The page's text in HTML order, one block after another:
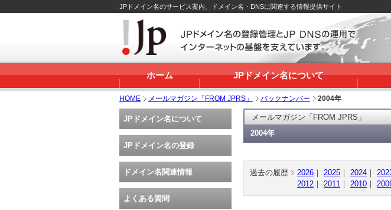
JPドメイン名のサービス案内、ドメイン名・DNSに関連する情報提供サイト
ホーム JPドメイン名について
HOME メールマガジン「FROM JPRS」 バックナンバー 2004年
メールマガジン「FROM JPRS」
2004年
過去の履歴 2026 ｜ 2025 ｜ 2024 ｜
2012 ｜ 2011 ｜ 2010 ｜
JPドメイン名について
JPドメイン名の登録
ドメイン名関連情報
よくある質問